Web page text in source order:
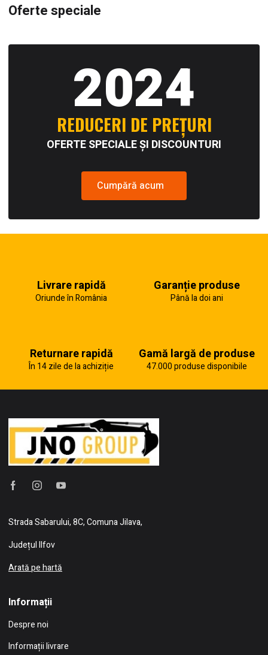
Oferte speciale
2024
REDUCERI DE PREȚURI
OFERTE SPECIALE ȘI DISCOUNTURI
Cumpără acum
Livrare rapidă
Oriunde în România
Garanție produse
Până la doi ani
Returnare rapidă
În 14 zile de la achiziție
Gamă largă de produse
47.000 produse disponibile
Strada Sabarului, 8C, Comuna Jilava,
Județul Ilfov
Arată pe hartă
Informații
Despre noi
Informații livrare